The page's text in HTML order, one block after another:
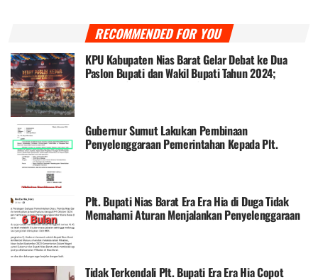
RECOMMENDED FOR YOU
KPU Kabupaten Nias Barat Gelar Debat ke Dua
Paslon Bupati dan Wakil Bupati Tahun 2024;
Khenoki-Sabahati Kuasai Segmen Debat
Gubernur Sumut Lakukan Pembinaan
Penyelenggaraan Pemerintahan Kepada Plt.
Bupati Nias Barat
Plt. Bupati Nias Barat Era Era Hia di Duga Tidak
Memahami Aturan Menjalankan Penyelenggaraan
Tidak Terkendali Plt. Bupati Era Era Hia Copot